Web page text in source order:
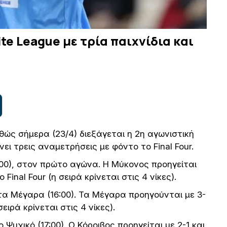
League με τρία παιχνίδια και
σήμερα (23/4) διεξάγεται η 2η αγωνιστική
τρεις αναμετρήσεις με φόντο το Final Four.
στον πρώτο αγώνα. Η Μύκονος προηγείται
Four (η σειρά κρίνεται στις 4 νίκες).
Μέγαρα (16:00). Τα Μέγαρα προηγούνται με 3-
κρίνεται στις 4 νίκες).
(17:00). Ο Κόροιβος προηγείται με 2-1 και